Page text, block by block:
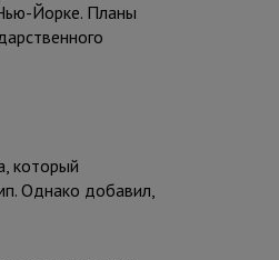
Йорке. Планы
который
Однако добавил,